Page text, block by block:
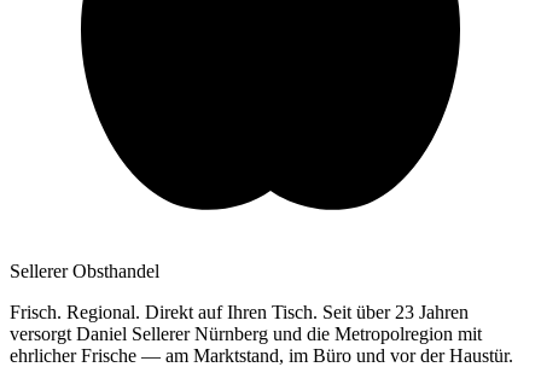
Sellerer Obsthandel
Frisch. Regional. Direkt auf Ihren Tisch. Seit über 23 Jahren
versorgt Daniel Sellerer Nürnberg und die Metropolregion mit
ehrlicher Frische — am Marktstand, im Büro und vor der Haustür.